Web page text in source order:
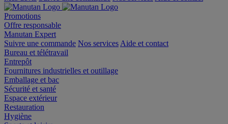
Promotions
Offre responsable
Manutan Expert
Suivre une commande Nos services Aide et contact
Bureau et télétravail
Entrepôt
Fournitures industrielles et outillage
Emballage et bac
Sécurité et santé
Espace extérieur
Restauration
Hygiène